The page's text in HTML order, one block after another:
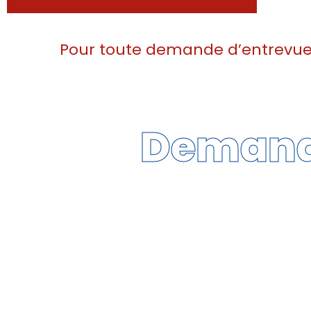
Pour toute demande